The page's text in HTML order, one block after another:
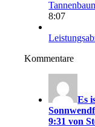
8:07
Kommentare
Es
9:31 von